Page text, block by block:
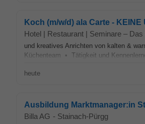
Koch (m/w/d) ala Carte - KEINE
Hotel | Restaurant | Seminare – Das
und kreatives Anrichten von kalten &
Küchenteam • Tätigkeit und
heute
Ausbildung Marktmanager:in
Billa AG - Stainach-Pürgg